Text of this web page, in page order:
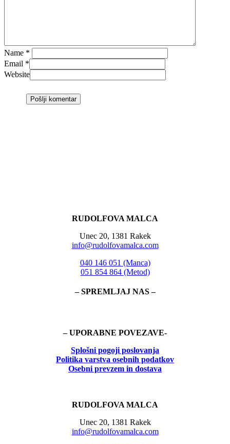
Name *
Email *
Website
RUDOLFOVA MALCA
Unec 20, 1381 Rakek
info@rudolfovamalca.com
040 146 051 (Manca)
051 854 864 (Metod)
– SPREMLJAJ NAS –
– UPORABNE POVEZAVE-
Splošni pogoji poslovanja
Politika varstva osebnih podatkov
Osebni prevzem in dostava
RUDOLFOVA MALCA
Unec 20, 1381 Rakek
info@rudolfovamalca.com